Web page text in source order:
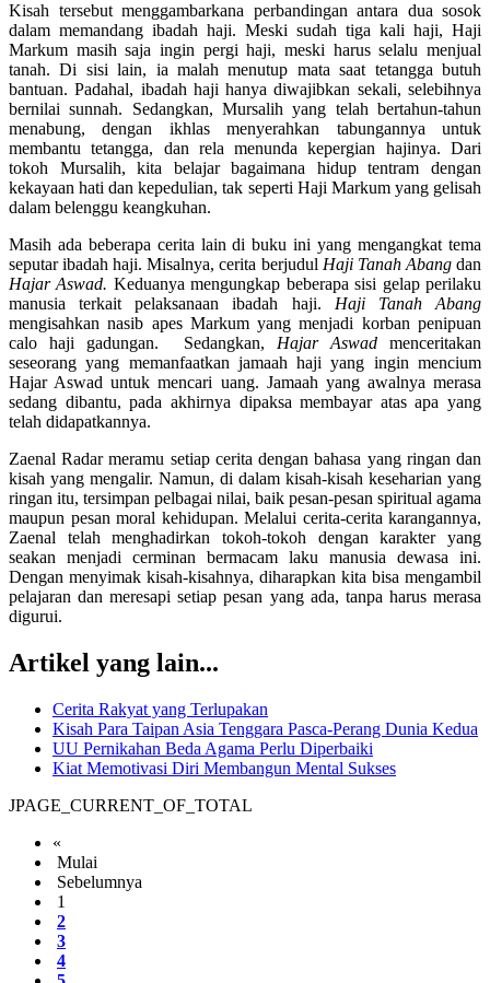
Kisah tersebut menggambarkana perbandingan antara dua sosok
dalam memandang ibadah haji. Meski sudah tiga kali haji, Haji
Markum masih saja ingin pergi haji, meski harus selalu menjual
tanah. Di sisi lain, ia malah menutup mata saat tetangga butuh
bantuan. Padahal, ibadah haji hanya diwajibkan sekali, selebihnya
bernilai sunnah. Sedangkan, Mursalih yang telah bertahun-tahun
menabung, dengan ikhlas menyerahkan tabungannya untuk
membantu tetangga, dan rela menunda kepergian hajinya. Dari
tokoh Mursalih, kita belajar bagaimana hidup tentram dengan
kekayaan hati dan kepedulian, tak seperti Haji Markum yang gelisah
dalam belenggu keangkuhan.
Masih ada beberapa cerita lain di buku ini yang mengangkat tema
seputar ibadah haji. Misalnya, cerita berjudul Haji Tanah Abangdan
Hajar Aswad. Keduanya mengungkap beberapa sisi gelap perilaku
manusia terkait pelaksanaan ibadah haji. Haji Tanah Abang
mengisahkan nasib apes Markum yang menjadi korban penipuan
calo haji gadungan. Sedangkan, Hajar Aswadmenceritakan
seseorang yang memanfaatkan jamaah haji yang ingin mencium
Hajar Aswad untuk mencari uang. Jamaah yang awalnya merasa
sedang dibantu, pada akhirnya dipaksa membayar atas apa yang
telah didapatkannya.
Zaenal Radar meramu setiap cerita dengan bahasa yang ringan dan
kisah yang mengalir. Namun, di dalam kisah-kisah keseharian yang
ringan itu, tersimpan pelbagai nilai, baik pesan-pesan spiritual agama
maupun pesan moral kehidupan. Melalui cerita-cerita karangannya,
Zaenal telah menghadirkan tokoh-tokoh dengan karakter yang
seakan menjadi cerminan bermacam laku manusia dewasa ini.
Dengan menyimak kisah-kisahnya, diharapkan kita bisa mengambil
pelajaran dan meresapi setiap pesan yang ada, tanpa harus merasa
digurui.
Artikel yang lain...
Cerita Rakyat yang Terlupakan
Kisah Para Taipan Asia Tenggara Pasca-Perang Dunia Kedua
UU Pernikahan Beda Agama Perlu Diperbaiki
Kiat Memotivasi Diri Membangun Mental Sukses
JPAGE_CURRENT_OF_TOTAL
«
Mulai
Sebelumnya
1
2
3
4